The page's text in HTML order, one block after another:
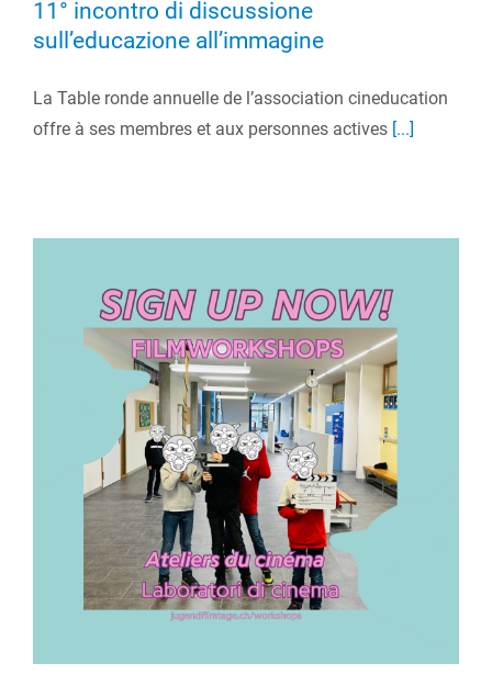
11° incontro di discussione
sull’educazione all’immagine
La Table ronde annuelle de l’association cineducation
offre à ses membres et aux personnes actives [...]